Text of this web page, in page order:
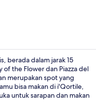
berada dalam jarak 15
of the Flower dan Piazza del
merupakan spot yang
bisa makan di i'Qortile,
untuk sarapan dan makan